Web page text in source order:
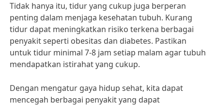
Tidak hanya itu, tidur yang cukup juga berperan
penting dalam menjaga kesehatan tubuh. Kurang
tidur dapat meningkatkan risiko terkena berbagai
penyakit seperti obesitas dan diabetes. Pastikan
untuk tidur minimal 7-8 jam setiap malam agar tubuh
mendapatkan istirahat yang cukup.
Dengan mengatur gaya hidup sehat, kita dapat
mencegah berbagai penyakit yang dapat